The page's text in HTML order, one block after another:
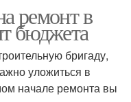
ремонт в
бюджета
бригаду,
уложиться в
начале ремонта вы